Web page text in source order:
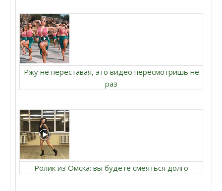
Ржу не переставая, это видео пересмотришь не
раз
Ролик из Омска: вы будете смеяться долго